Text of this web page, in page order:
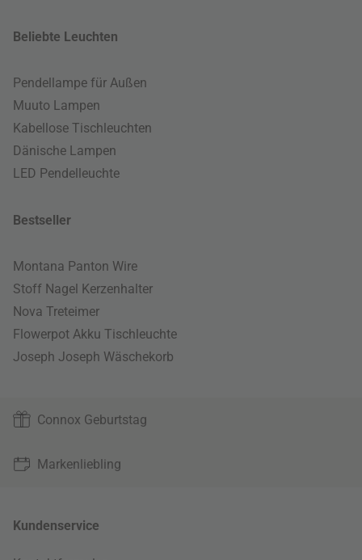
Beliebte Leuchten
Pendellampe für Außen
Muuto Lampen
Kabellose Tischleuchten
Dänische Lampen
LED Pendelleuchte
Bestseller
Montana Panton Wire
Stoff Nagel Kerzenhalter
Nova Treteimer
Flowerpot Akku Tischleuchte
Joseph Joseph Wäschekorb
Connox Geburtstag
Markenliebling
Kundenservice